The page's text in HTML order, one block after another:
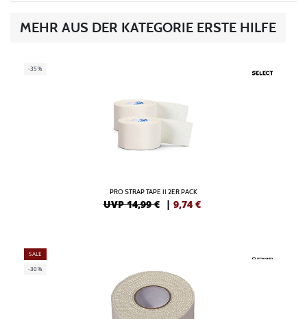
MEHR AUS DER KATEGORIE ERSTE HILFE
-35%
PRO STRAP TAPE II 2ER PACK
UVP 14,99 € | 9,74 €
SALE
-30%